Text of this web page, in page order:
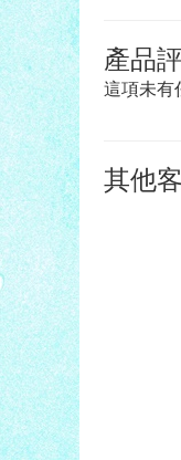
產品
這項未有
其他